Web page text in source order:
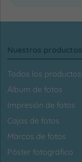
Nuestros productos
Todos los productos
Álbum de fotos
Impresión de fotos
Cajas de fotos
Marcos de fotos
Póster fotográfico